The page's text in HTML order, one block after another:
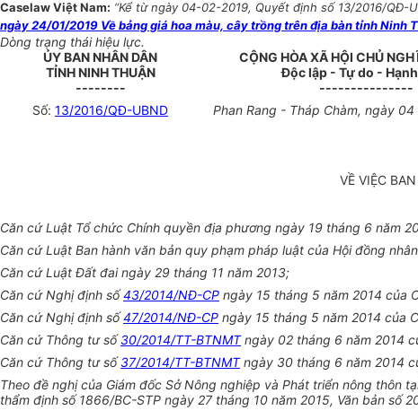
Caselaw Việt Nam: “Kể từ ngày 04-02-2019, Quyết định số 13/2016/
ngày 24/01/2019 Về bảng giá hoa màu, cây trồng trên địa bàn tỉnh Ninh
Dòng trạng thái hiệu lực.
ỦY BAN NHÂN DÂN
TỈNH NINH THUẬN
--------
CỘNG HÒA XÃ HỘI CHỦ
Độc lập - Tự do -
---------------
Số: 13/2016/QĐ-UBND Phan Rang - Tháp Chàm, ngày
VỀ VIỆC
Căn cứ Luật Tổ chức Chính quyền địa phương ngày 19 tháng 6 năm
Căn cứ Luật Ban hành văn bản quy phạm pháp luật của Hội đồng
Căn cứ Luật Đất đai ngày 29 tháng 11 năm 2013;
Căn cứ Nghị định số43/2014/NĐ-CP ngày 15 tháng 5 năm 2014 của
Căn cứ Nghị định số47/2014/NĐ-CP ngày 15 tháng 5 năm 2014 của
Căn cứ Thông tư số30/2014/TT-BTNMTngày 02 tháng 6 năm 2014
Căn cứ Thông tư số37/2014/TT-BTNMTngày 30 tháng 6 năm 2014
Theo đề nghị của Giám đốc Sở Nông nghiệp và Phát triển nông thôn
thẩm định số 1866/BC-STP ngày 27 tháng 10 năm 2015, Văn bản số